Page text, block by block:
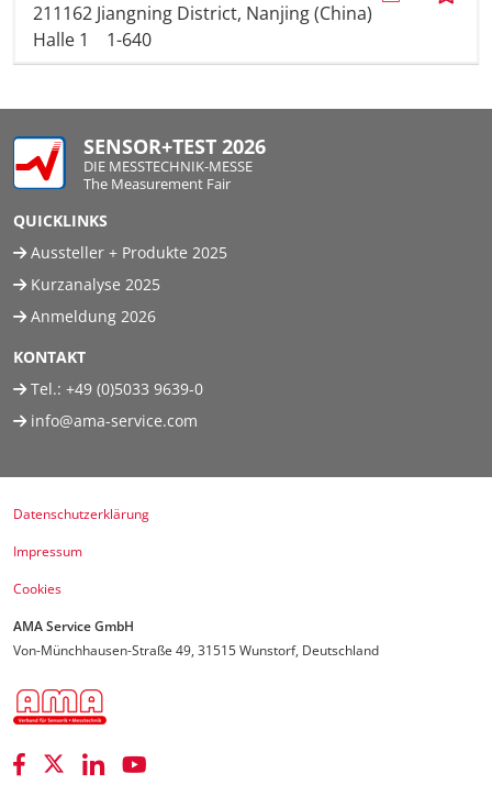
211162 Jiangning District, Nanjing (China)
Halle 1
1-640
SENSOR+TEST 2026
DIE MESSTECHNIK-MESSE
The Measurement Fair
QUICKLINKS
Aussteller + Produkte 2025
Kurzanalyse 2025
Anmeldung 2026
KONTAKT
Tel.: +49 (0)5033 9639-0
info@ama-service.com
Datenschutzerklärung
Impressum
Cookies
AMA Service GmbH
Von-Münchhausen-Straße 49, 31515 Wunstorf, Deutschland